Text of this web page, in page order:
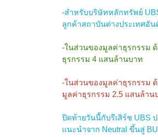
-สำหรับบริษัทหลักทรัพย์
ลูกค้าสถาบันต่างประเทศอั
-ในส่วนของมูลค่าธุรกรรม
ธุรกรรม 4 แสนล้านบาท
-ในส่วนของมูลค่าธุรกรรม ด้
มูลค่าธุรกรรม 2.5 แสนล้าน
ปิดท้ายวันนี้กับรีเสิร์ช UBS
แนะนำจาก Neutral ขึ้นสู่